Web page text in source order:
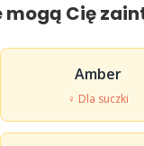
Cię
Amber
♀ Dla suczki